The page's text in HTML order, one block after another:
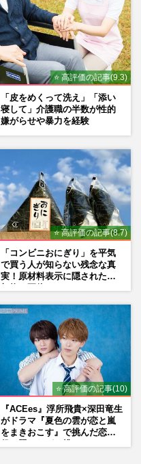
⭐ 高評価の記事(9.3)
「皮をめくって洗え」「添い
寝して」介護職の半数が性的
嫌がらせや暴力を経験
⭐ 高評価の記事(8.7)
「コンビニおにぎり」を平気
で買う人が知らない残念な真
実！原材料表示に隠された添
⭐ 高評価の記事(10)
『ACEes』浮所飛貴×深田竜生
がドラマ『夏色の雲が恋と嵐
をまきおこす』で挑んだ恋人